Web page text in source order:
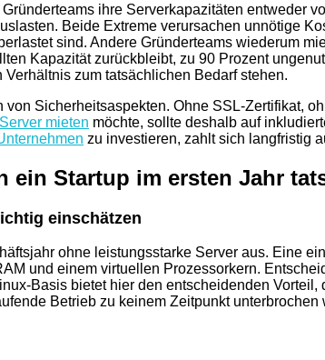
ihre Serverkapazitäten
Beide Extreme verursachen unnötige
sind. Andere Gründerteams wiederum
Kapazität zurückbleibt, zu 90 Prozent
zum tatsächlichen Bedarf stehen.
Sicherheitsaspekten. Ohne SSL-Zertifikat,
mieten möchte, sollte deshalb auf
zu investieren, zahlt sich langfristig
ein Startup im ersten Jahr
einschätzen
ohne leistungsstarke Server aus. Eine
und einem virtuellen Prozessorkern.
Basis bietet hier den entscheidenden
Betrieb zu keinem Zeitpunkt